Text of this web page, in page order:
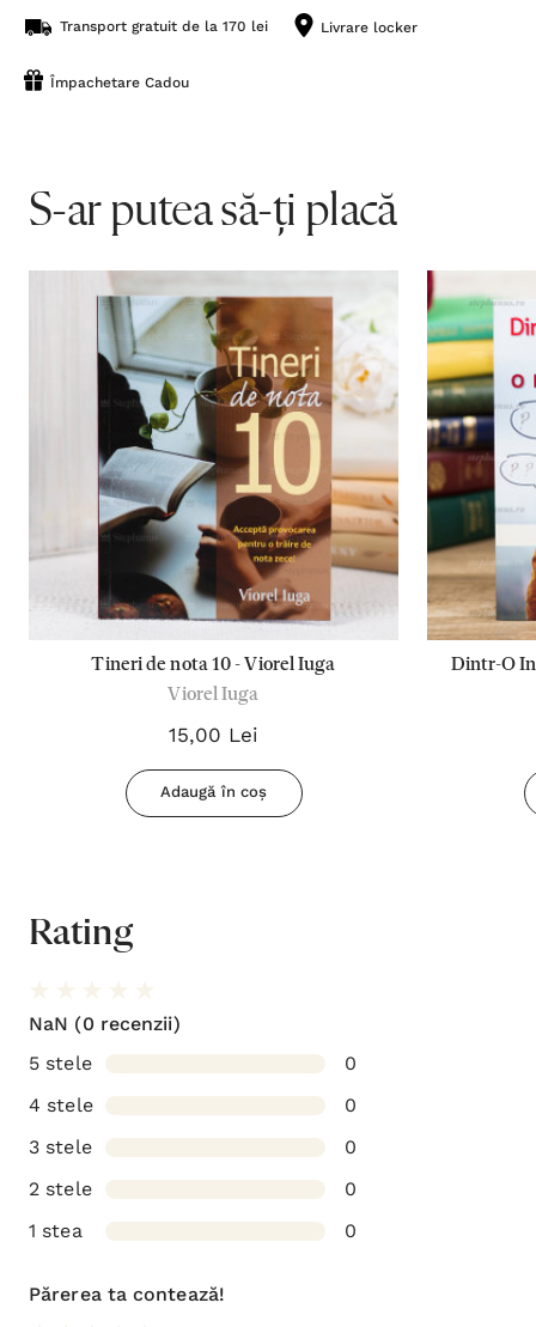
Transport gratuit de la 170 lei Livrare locker
Împachetare Cadou
S-ar putea să-ți placă
Tineri de nota 10 - Viorel Iuga
Viorel Iuga
15,00 Lei
Adaugă în coș
Dintr-O
Rating
NaN (0 recenzii)
5 stele
0
4 stele
0
3 stele
0
2 stele
0
1 stea
0
Părerea ta contează!